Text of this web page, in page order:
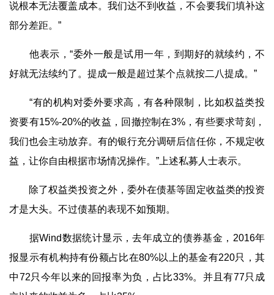
说根本无法覆盖成本。我们达不到收益，不会要我们填补这
部分差距。”
他表示，“委外一般是试用一年，到期好的就续约，不
好就无法续约了。提成一般是超过某个点就按二八提成。”
“有的机构对委外要求高，有各种限制，比如权益类投
资要有15%-20%的收益，回撤控制在3%，有些要求苛刻，
我们也会主动放弃。有的银行充分调研后信任你，不规定收
益，让你自由根据市场情况操作。”上述私募人士表示。
除了权益类投资之外，委外在债基等固定收益类的投资
才是大头。不过债基的表现不如预期。
据Wind数据统计显示，去年成立的债券基金，2016年
报显示有机构持有份额占比在80%以上的基金有220只，其
中72只今年以来的回报率为负，占比33%。并且有77只成